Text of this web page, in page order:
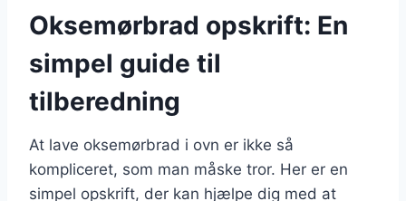
Oksemørbrad opskrift: En
simpel guide til
tilberedning
At lave oksemørbrad i ovn er ikke så
kompliceret, som man måske tror. Her er en
simpel opskrift, der kan hjælpe dig med at